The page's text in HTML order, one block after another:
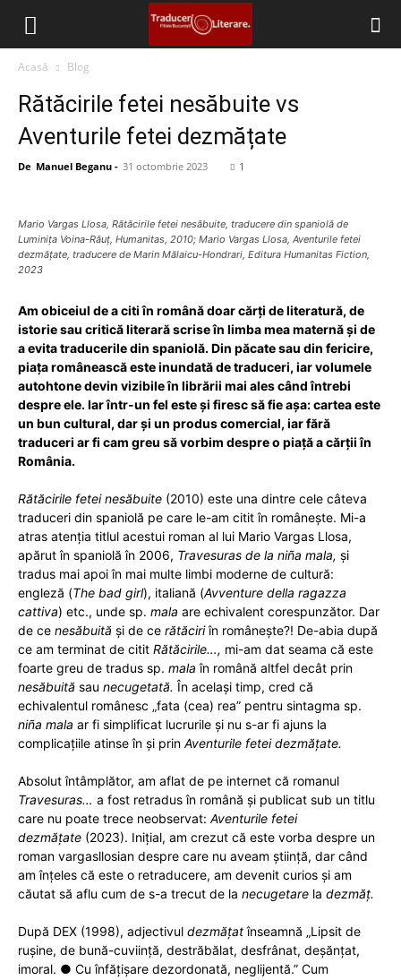
Filiala
București
Traduceri
Literare
(FITRALIT)
Uniunea
Scriitorilor
România
Acasă Blog
Rătăcirile fetei nesăbuite vs
Aventurile fetei dezmățate
De Manuel Beganu - 31 octombrie 2023 1
Mario Vargas Llosa, Rătăcirile fetei nesăbuite, traducere din spaniolă de
Luminița Voina-Răuț, Humanitas, 2010; Mario Vargas Llosa, Aventurile fetei
dezmățate, traducere de Marin Mălaicu-Hondrari, Editura Humanitas Fiction,
2023
Am obiceiul de a citi în română doar cărți de literatură, de
istorie sau critică literară scrise în limba mea maternă și de
a evita traducerile din spaniolă. Din păcate sau din fericire,
piața românească este inundată de traduceri, iar volumele
autohtone devin vizibile în librării mai ales când întrebi
despre ele. Iar într-un fel este și firesc să fie așa: cartea este
un bun cultural, dar și un produs comercial, iar fără
traduceri ar fi cam greu să vorbim despre o piață a cărții în
România.
Rătăcirile fetei nesăbuite (2010) este una dintre cele câteva
traduceri din spaniolă pe care le-am citit în românește. Mi-a
atras atenția titlul acestui roman al lui Mario Vargas Llosa,
apărut în spaniolă în 2006, Travesuras de la niña mala, și
tradus mai apoi în mai multe limbi moderne de cultură:
engleză (The bad girl), italiană (Avventure della ragazza
cattiva) etc., unde sp. mala are echivalent corespunzător. Dar
de ce nesăbuită și de ce rătăciriîn românește?! De-abia după
ce am terminat de citit Rătăcirile…, mi-am dat seama că este
foarte greu de tradus sp. mala în română altfel decât prin
nesăbuită sau necugetată. În același timp, cred că
echivalentul românesc „fata (cea) rea” pentru sintagma sp.
niña mala ar fi simplificat lucrurile și nu s-ar fi ajuns la
complicațiile atinse în și prin Aventurile fetei dezmățate.
Absolut întâmplător, am aflat de pe internet că romanul
Travesuras… a fost retradus în română și publicat sub un titlu
care nu poate trece neobservat: Aventurile fetei
dezmățate (2023). Inițial, am crezut că este vorba despre un
roman vargasllosian despre care nu aveam știință, dar când
am înțeles că este o retraducere, am devenit curios și am
căutat să aflu cum de s-a trecut de la necugetare la dezmăț.
După DEX (1998), adjectivul dezmățatînseamnă „Lipsit de
rușine, de bună-cuviință, destrăbălat, desfrânat, deșănțat,
imoral. ● Cu înfățișare dezordonată, neglijentă.” Cum